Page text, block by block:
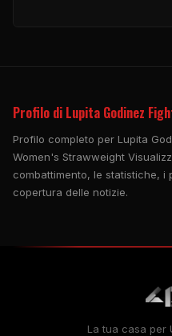
Profilo di Lupita Godinez
Profilo completo per Lupita
Women's Strawweight
combattimento, le statistiche, i
copertura delle notizie.
La tua casa per